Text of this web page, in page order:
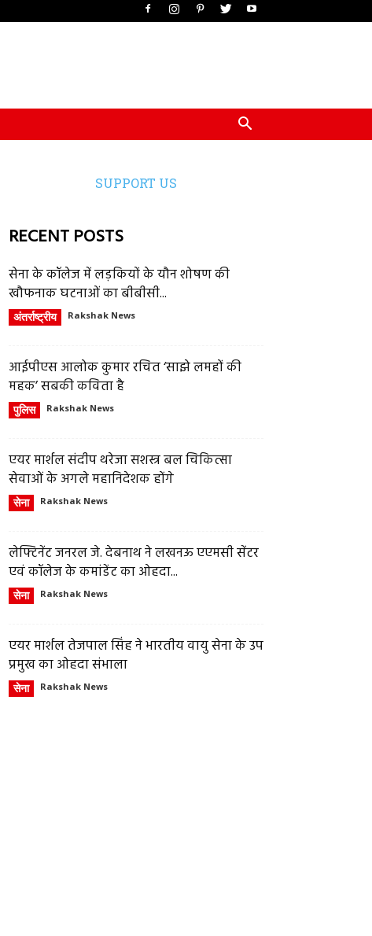
SUPPORT US
RECENT POSTS
सेना के कॉलेज में लड़कियों के यौन शोषण की
खौफनाक घटनाओं का बीबीसी...
अंतर्राष्ट्रीय Rakshak News
आईपीएस आलोक कुमार रचित ‘साझे लमहों की
महक’ सबकी कविता है
पुलिस Rakshak News
एयर मार्शल संदीप थरेजा सशस्त्र बल चिकित्सा
सेवाओं के अगले महानिदेशक होंगे
सेना Rakshak News
लेफ्टिनेंट जनरल जे. देबनाथ ने लखनऊ एएमसी सेंटर
एवं कॉलेज के कमांडेंट का ओहदा...
सेना Rakshak News
एयर मार्शल तेजपाल सिंह ने भारतीय वायु सेना के उप
प्रमुख का ओहदा संभाला
सेना Rakshak News